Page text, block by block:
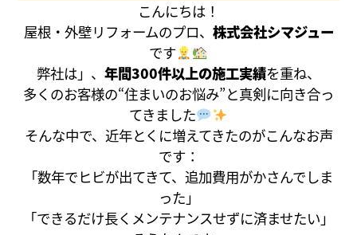
こんにちは！
屋根・外壁リフォームのプロ、 株式会社シマジュー
です
弊社は」、 年間300件以上の施工実績を重ね、
多くのお客様の“住まいのお悩み”と真剣に向き合っ
てきました
そんな中で、近年とくに増えてきたのがこんなお声
です：
「数年でヒビが出てきて、追加費用がかさんでしま
った」
「できるだけ長くメンテナンスせずに済ませたい」